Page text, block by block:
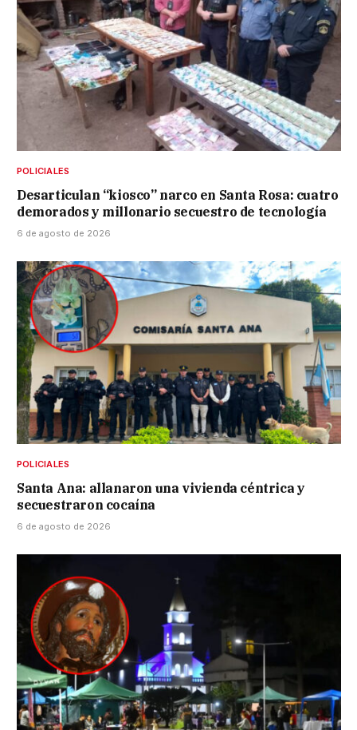
POLICIALES
Desarticulan “kiosco” narco en Santa Rosa: cuatro
demorados y millonario secuestro de tecnología
6 de agosto de 2026
POLICIALES
Santa Ana: allanaron una vivienda céntrica y
secuestraron cocaína
6 de agosto de 2026